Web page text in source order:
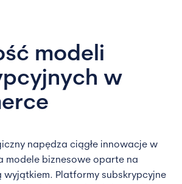
modeli
w
napędza ciągłe innowacje w
modele biznesowe oparte na
wyjątkiem. Platformy subskrypcyjne